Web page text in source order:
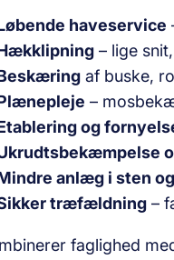
haveservice
– lige
af buske,
–
og
anlæg i sten
træfældning–
faglighed